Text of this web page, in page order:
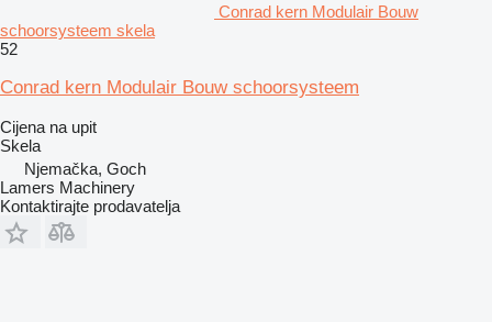
Conrad kern Modulair Bouw
schoorsysteem skela
52
Conrad kern Modulair Bouw schoorsysteem
Cijena na upit
Skela
Njemačka, Goch
Lamers Machinery
Kontaktirajte prodavatelja